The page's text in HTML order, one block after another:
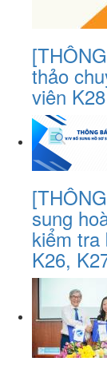
thảo
viên K28
sung
kiểm tra
K26,